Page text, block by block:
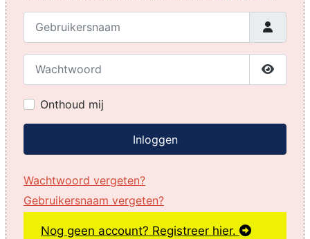
Toon
Onthoud mij
Inloggen
Wachtwoord vergeten?
Gebruikersnaam vergeten?
Nog geen account? Registreer hier.